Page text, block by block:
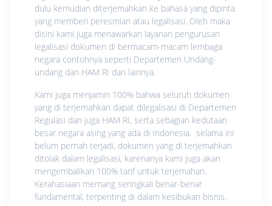
dulu kemudian diterjemahkan ke bahasa yang dipinta
yang memberi peresmian atau legalisasi. Oleh maka
disini kami juga menawarkan layanan pengurusan
legalisasi dokumen di bermacam-macam lembaga
negara contohnya seperti Departemen Undang-
undang dan HAM RI dan lainnya.
Kami juga menjamin 100% bahwa seluruh dokumen
yang di terjemahkan dapat dilegalisasi di Departemen
Regulasi dan juga HAM RI, serta sebagian kedutaan
besar negara asing yang ada di Indonesia. selama ini
belum pernah terjadi, dokumen yang di terjemahkan
ditolak dalam legalisasi, karenanya kami juga akan
mengembalikan 100% tarif untuk terjemahan.
Kerahasiaan memang seringkali benar-benar
fundamental, terpenting di dalam kesibukan bisnis.